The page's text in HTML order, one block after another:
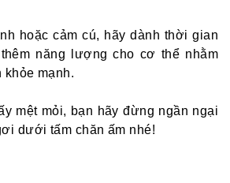
hoặc cảm cú, hãy dành thời gian
năng lượng cho cơ thể nhằm
khỏe mạnh.
mệt mỏi, bạn hãy đừng ngần ngại
dưới tấm chăn ấm nhé!